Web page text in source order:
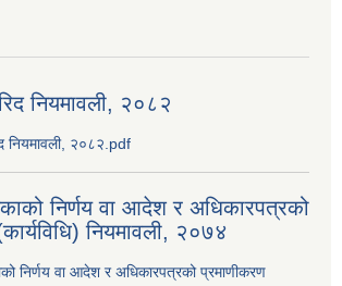
नियमावली, २०८२
नियमावली, २०८२.pdf
निर्णय वा आदेश र अधिकारपत्रको
नियमावली, २०७४
निर्णय वा आदेश र अधिकारपत्रको प्रमाणीकरण